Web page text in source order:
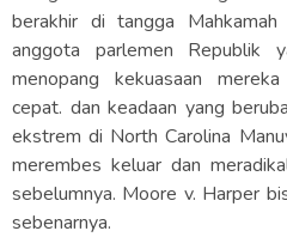
berakhir di tangga
anggota parlemen Republik
menopang kekuasaan
cepat. dan keadaan yang
ekstrem di North Carolina
merembes keluar dan
sebelumnya. Moore v. Harper
sebenarnya.